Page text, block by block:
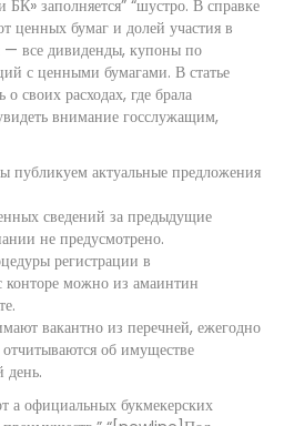
заполняется” “шустро. В справке
ценных бумаг и долей участия в
— все дивиденды, купоны по
с ценными бумагами. В статье
о своих расходах, где брала
внимание госслужащим,
публикуем актуальные предложения
сведений за предыдущие
не предусмотрено.
регистрации в
конторе можно из амаинтин
вакантно из перечней, ежегодно
об имуществе
день.
а официальных букмекерских